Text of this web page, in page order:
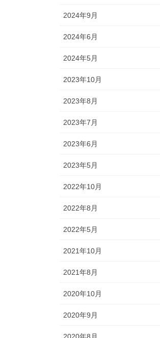
2024年9月
2024年6月
2024年5月
2023年10月
2023年8月
2023年7月
2023年6月
2023年5月
2022年10月
2022年8月
2022年5月
2021年10月
2021年8月
2020年10月
2020年9月